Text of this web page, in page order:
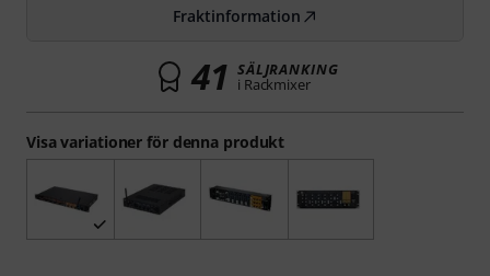
Visa variationer för denna produkt
Fraktinformation
41 SÄLJRANKING
i Rackmixer